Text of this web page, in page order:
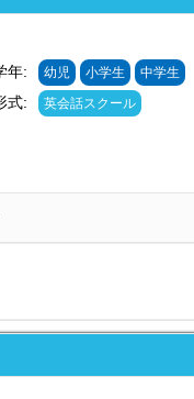
年: 幼児 小学生 中学生
式: 英会話スクール